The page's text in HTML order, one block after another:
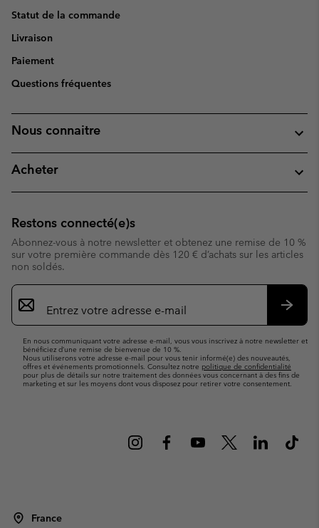
Statut de la commande
Livraison
Paiement
Questions fréquentes
Nous connaitre
Acheter
Restons connecté(e)s
Abonnez-vous à notre newsletter et obtenez une remise de 10 %
sur votre première commande dès 120 € d’achats sur les articles
non soldés.
Inscription
par
e-
En nous communiquant votre adresse e-mail, vous vous inscrivez à notre newsletter et
bénéficiez d’une remise de bienvenue de 10 %.
Nous utiliserons votre adresse e-mail pour vous tenir informé(e) des nouveautés,
offres et événements promotionnels. Consultez notre politique de confidentialité
pour plus de détails sur notre traitement des données vous concernant à des fins de
marketing et sur les moyens dont vous disposez pour retirer votre consentement.
France